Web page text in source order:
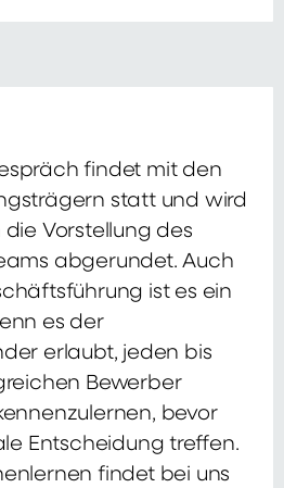
findet mit den
statt und wird
Vorstellung des
abgerundet. Auch
ist es ein
es der
erlaubt, jeden bis
Bewerber
bevor
Entscheidung treffen.
findet bei uns